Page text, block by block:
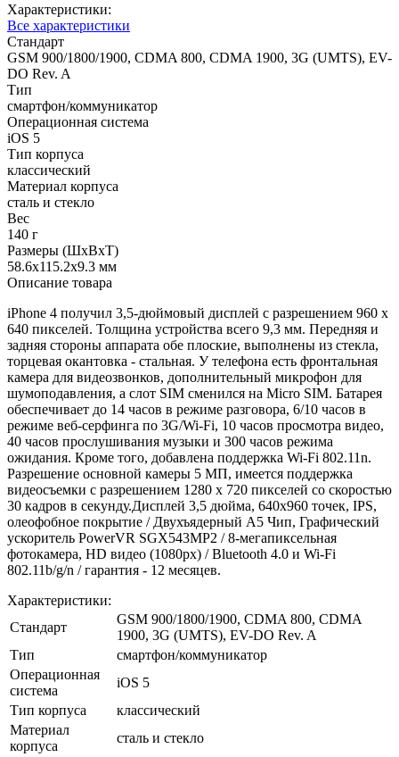
Характеристики:
Все характеристики
Стандарт
GSM 900/1800/1900, CDMA 800, CDMA 1900, 3G (UMTS), EV-
DO Rev. A
Тип
смартфон/коммуникатор
Операционная система
iOS 5
Тип корпуса
классический
Материал корпуса
сталь и стекло
Вес
140 г
Размеры (ШxВxТ)
58.6x115.2x9.3 мм
Описание товара
iPhone 4 получил 3,5-дюймовый дисплей с разрешением 960 x
640 пикселей. Толщина устройства всего 9,3 мм. Передняя и
задняя стороны аппарата обе плоские, выполнены из стекла,
торцевая окантовка - стальная. У телефона есть фронтальная
камера для видеозвонков, дополнительный микрофон для
шумоподавления, а слот SIM сменился на Micro SIM. Батарея
обеспечивает до 14 часов в режиме разговора, 6/10 часов в
режиме веб-серфинга по 3G/Wi-Fi, 10 часов просмотра видео,
40 часов прослушивания музыки и 300 часов режима
ожидания. Кроме того, добавлена поддержка Wi-Fi 802.11n.
Разрешение основной камеры 5 МП, имеется поддержка
видеосъемки с разрешением 1280 x 720 пикселей со скоростью
30 кадров в секунду.Дисплей 3,5 дюйма, 640х960 точек, IPS,
олеофобное покрытие / Двухъядерный A5 Чип, Графический
ускоритель PowerVR SGX543MP2 / 8-мегапиксельная
фотокамера, HD видео (1080pх) / Bluetooth 4.0 и Wi-Fi
802.11b/g/n / гарантия - 12 месяцев.
Характеристики:
Стандарт
GSM 900/1800/1900, CDMA 800, CDMA
1900, 3G (UMTS), EV-DO Rev. A
Тип
смартфон/коммуникатор
Операционная
система
iOS 5
Тип корпуса
классический
Материал
корпуса
сталь и стекло